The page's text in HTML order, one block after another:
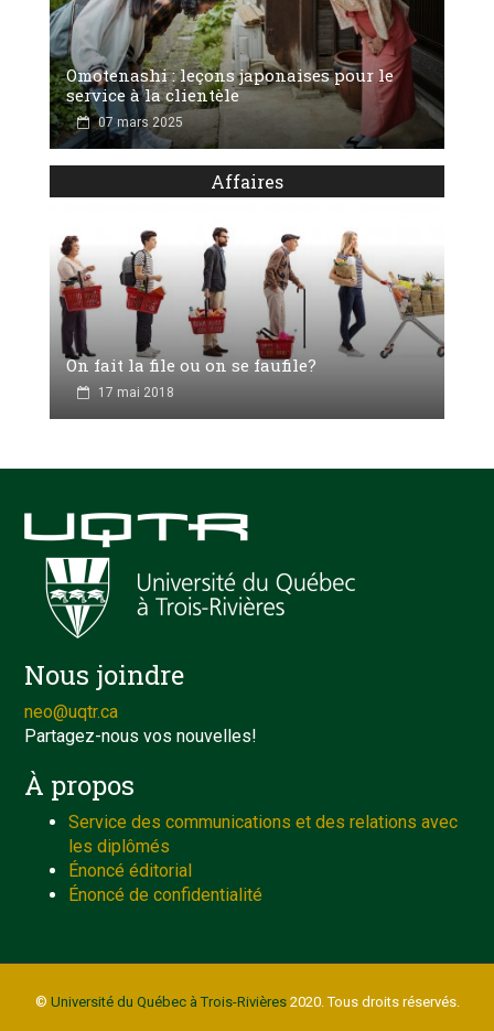
Omotenashi : leçons japonaises pour le
service à la clientèle
07 mars 2025
Affaires
On fait la file ou on se faufile?
17 mai 2018
Nous joindre
neo@uqtr.ca
Partagez-nous vos nouvelles!
À propos
Service des communications et des relations avec
les diplômés
Énoncé éditorial
Énoncé de confidentialité
© Université du Québec à Trois-Rivières2020. Tous droits réservés.